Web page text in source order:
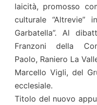
laicità, promosso
culturale “Altrevie”
Garbatella”. Al
Franzoni della
Paolo, Raniero La
Marcello Vigli, del
ecclesiale.
Titolo del nuovo